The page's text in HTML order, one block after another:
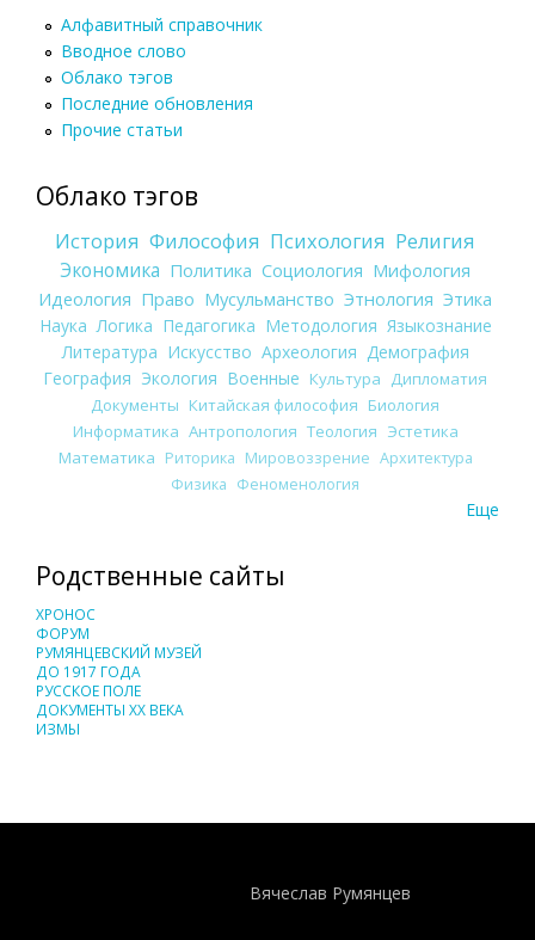
Алфавитный справочник
Вводное слово
Облако тэгов
Последние обновления
Прочие статьи
Облако тэгов
История Философия Психология Религия
Экономика Политика Социология Мифология
Идеология Право Мусульманство Этнология Этика
Наука Логика Педагогика Методология Языкознание
Литература Искусство Археология Демография
География Экология Военные Культура
Дипломатия
Документы Китайская философия Биология
Информатика Антропология Теология Эстетика
Математика Риторика Мировоззрение Архитектура
Физика Феноменология
Еще
Родственные сайты
ХРОНОС
ФОРУМ
РУМЯНЦЕВСКИЙ МУЗЕЙ
ДО 1917 ГОДА
РУССКОЕ ПОЛЕ
ДОКУМЕНТЫ XX ВЕКА
ИЗМЫ
Вячеслав Румянцев